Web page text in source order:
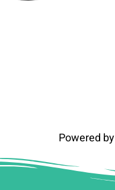
Powered by